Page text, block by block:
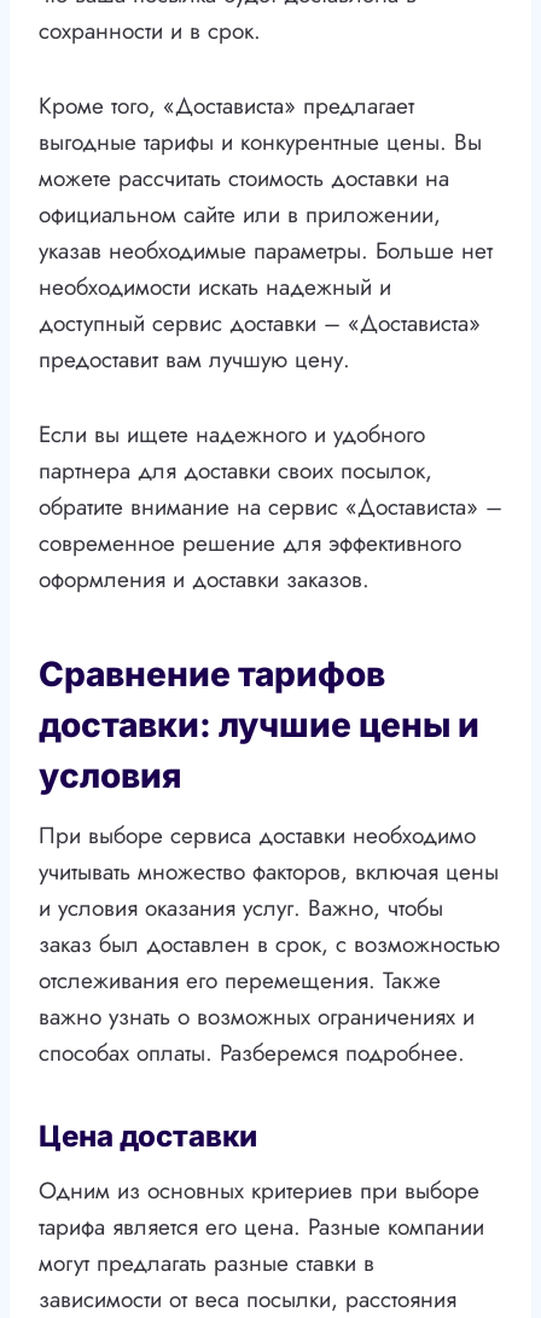
сохранности и в срок.
Кроме того, «Достависта» предлагает
выгодные тарифы и конкурентные цены. Вы
можете рассчитать стоимость доставки на
официальном сайте или в приложении,
указав необходимые параметры. Больше нет
необходимости искать надежный и
доступный сервис доставки – «Достависта»
предоставит вам лучшую цену.
Если вы ищете надежного и удобного
партнера для доставки своих посылок,
обратите внимание на сервис «Достависта» –
современное решение для эффективного
оформления и доставки заказов.
Сравнение тарифов
доставки: лучшие цены и
условия
При выборе сервиса доставки необходимо
учитывать множество факторов, включая цены
и условия оказания услуг. Важно, чтобы
заказ был доставлен в срок, с возможностью
отслеживания его перемещения. Также
важно узнать о возможных ограничениях и
способах оплаты. Разберемся подробнее.
Цена доставки
Одним из основных критериев при выборе
тарифа является его цена. Разные компании
могут предлагать разные ставки в
зависимости от веса посылки, расстояния